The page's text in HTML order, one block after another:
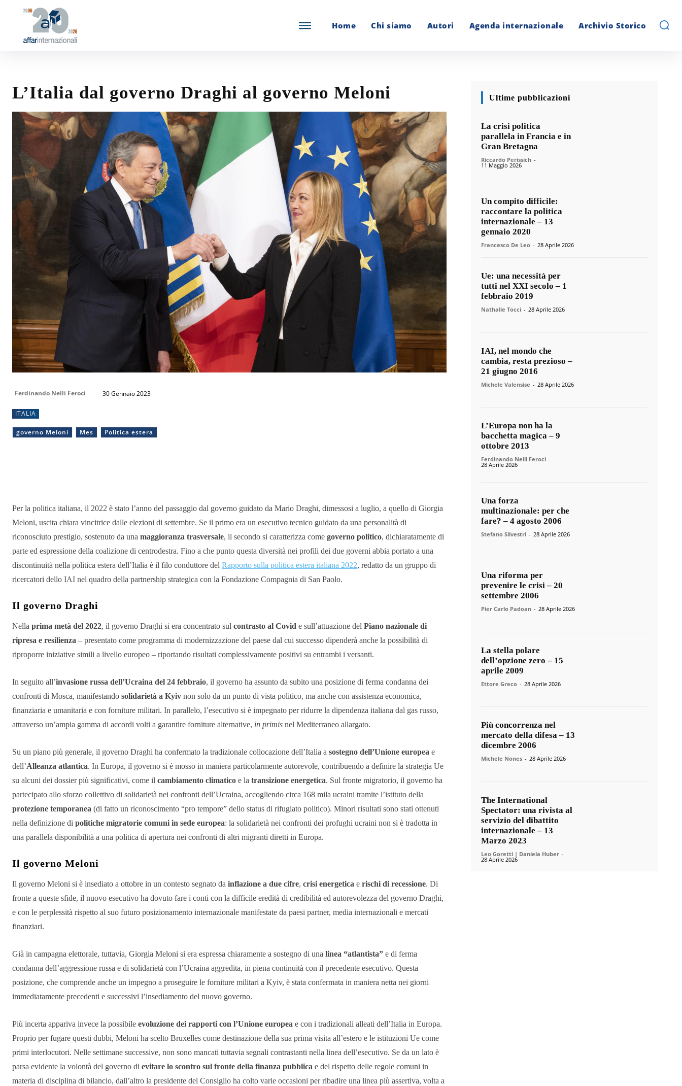
Home Chi siamo Autori Agenda internazionale Archivio Storico
L’Italia dal governo Draghi al governo Meloni
Ferdinando Nelli Feroci 30 Gennaio 2023
ITALIA
governo Meloni Mes Politica estera
Per la politica italiana, il 2022 è stato l’anno del passaggio dal governo guidato da Mario Draghi, dimessosi a luglio, a quello di Giorgia
Meloni, uscita chiara vincitrice dalle elezioni di settembre. Se il primo era un esecutivo tecnico guidato da una personalità di
riconosciuto prestigio, sostenuto da una maggioranza trasversale, il secondo si caratterizza come governo politico, dichiaratamente di
parte ed espressione della coalizione di centrodestra. Fino a che punto questa diversità nei profili dei due governi abbia portato a una
discontinuità nella politica estera dell’Italia è il filo conduttore del Rapporto sulla politica estera italiana 2022, redatto da un gruppo di
ricercatori dello IAI nel quadro della partnership strategica con la Fondazione Compagnia di San Paolo.
Il governo Draghi
Nella prima metà del 2022, il governo Draghi si era concentrato sul contrasto al Covid e sull’attuazione del Piano nazionale di
ripresa e resilienza – presentato come programma di modernizzazione del paese dal cui successo dipenderà anche la possibilità di
riproporre iniziative simili a livello europeo – riportando risultati complessivamente positivi su entrambi i versanti.
In seguito all’invasione russa dell’Ucraina del 24 febbraio, il governo ha assunto da subito una posizione di ferma condanna dei
confronti di Mosca, manifestando solidarietà a Kyiv non solo da un punto di vista politico, ma anche con assistenza economica,
finanziaria e umanitaria e con forniture militari. In parallelo, l’esecutivo si è impegnato per ridurre la dipendenza italiana dal gas russo,
attraverso un’ampia gamma di accordi volti a garantire forniture alternative, in primis nel Mediterraneo allargato.
Su un piano più generale, il governo Draghi ha confermato la tradizionale collocazione dell’Italia a sostegno dell’Unione europea e
dell’Alleanza atlantica. In Europa, il governo si è mosso in maniera particolarmente autorevole, contribuendo a definire la strategia Ue
su alcuni dei dossier più significativi, come il cambiamento climatico e la transizione energetica. Sul fronte migratorio, il governo ha
partecipato allo sforzo collettivo di solidarietà nei confronti dell’Ucraina, accogliendo circa 168 mila ucraini tramite l’istituto della
protezione temporanea (di fatto un riconoscimento “pro tempore” dello status di rifugiato politico). Minori risultati sono stati ottenuti
nella definizione di politiche migratorie comuni in sede europea: la solidarietà nei confronti dei profughi ucraini non si è tradotta in
una parallela disponibilità a una politica di apertura nei confronti di altri migranti diretti in Europa.
Il governo Meloni
Il governo Meloni si è insediato a ottobre in un contesto segnato da inflazione a due cifre, crisi energetica e rischi di recessione. Di
fronte a queste sfide, il nuovo esecutivo ha dovuto fare i conti con la difficile eredità di credibilità ed autorevolezza del governo Draghi,
e con le perplessità rispetto al suo futuro posizionamento internazionale manifestate da paesi partner, media internazionali e mercati
finanziari.
Già in campagna elettorale, tuttavia, Giorgia Meloni si era espressa chiaramente a sostegno di una linea “atlantista” e di ferma
condanna dell’aggressione russa e di solidarietà con l’Ucraina aggredita, in piena continuità con il precedente esecutivo. Questa
posizione, che comprende anche un impegno a proseguire le forniture militari a Kyiv, è stata confermata in maniera netta nei giorni
immediatamente precedenti e successivi l’insediamento del nuovo governo.
Più incerta appariva invece la possibile evoluzione dei rapporti con l’Unione europea e con i tradizionali alleati dell’Italia in Europa.
Proprio per fugare questi dubbi, Meloni ha scelto Bruxelles come destinazione della sua prima visita all’estero e le istituzioni Ue come
primi interlocutori. Nelle settimane successive, non sono mancati tuttavia segnali contrastanti nella linea dell’esecutivo. Se da un lato è
parsa evidente la volontà del governo di evitare lo scontro sul fronte della finanza pubblica e del rispetto delle regole comuni in
materia di disciplina di bilancio, dall’altro la presidente del Consiglio ha colto varie occasioni per ribadire una linea più assertiva, volta a
Ultime pubblicazioni
La crisi politica
parallela in Francia e in
Gran Bretagna
Riccardo Perissich -
11 Maggio 2026
Un compito difficile:
raccontare la politica
internazionale – 13
gennaio 2020
Francesco De Leo - 28 Aprile 2026
Ue: una necessità per
tutti nel XXI secolo – 1
febbraio 2019
Nathalie Tocci - 28 Aprile 2026
IAI, nel mondo che
cambia, resta prezioso –
21 giugno 2016
Michele Valensise - 28 Aprile 2026
L’Europa non ha la
bacchetta magica – 9
ottobre 2013
Ferdinando Nelli Feroci -
28 Aprile 2026
Una forza
multinazionale: per che
fare? – 4 agosto 2006
Stefano Silvestri - 28 Aprile 2026
Una riforma per
prevenire le crisi – 20
settembre 2006
Pier Carlo Padoan - 28 Aprile 2026
La stella polare
dell’opzione zero – 15
aprile 2009
Ettore Greco - 28 Aprile 2026
Più concorrenza nel
mercato della difesa – 13
dicembre 2006
Michele Nones - 28 Aprile 2026
The International
Spectator: una rivista al
servizio del dibattito
internazionale – 13
Marzo 2023
Leo Goretti | Daniela Huber -
28 Aprile 2026